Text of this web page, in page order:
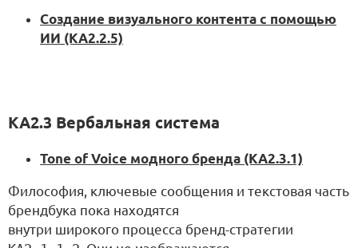
Создание визуального контента с помощью
ИИ (KA2.2.5)
KA2.3 Вербальная система
Tone of Voice модного бренда (KA2.3.1)
Философия, ключевые сообщения и текстовая часть
брендбука пока находятся
внутри широкого процесса бренд-стратегии